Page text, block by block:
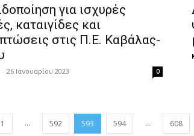
για ισχυρές
καταιγίδες και
στις Π.Ε. Καβάλας-
- 26 Ιανουαρίου 2023 0
1 ... 592 593 594 ... 608